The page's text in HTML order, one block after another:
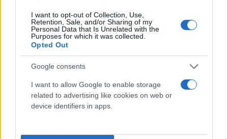
I want to opt-out of Collection, Use,
Retention, Sale, and/or Sharing of my
Personal Data that Is Unrelated with the
Purposes for which it was collected.
Opted Out
Google consents
I want to allow Google to enable storage
related to advertising like cookies on web or
device identifiers in apps.
Τι λένε τα άστρα για τον Φεβρουάριο - Οι
προβλέψεις της Αθηνάς Βαγενά